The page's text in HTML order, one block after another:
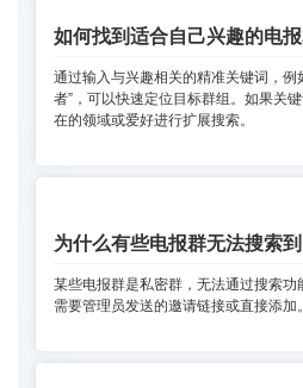
如何找到适合自己兴趣的电报
通过输入与兴趣相关的精准关键词，例
者”，可以快速定位目标群组。如果关
在的领域或爱好进行扩展搜索。
为什么有些电报群无法搜索到
某些电报群是私密群，无法通过搜索功
需要管理员发送的邀请链接或直接添加。